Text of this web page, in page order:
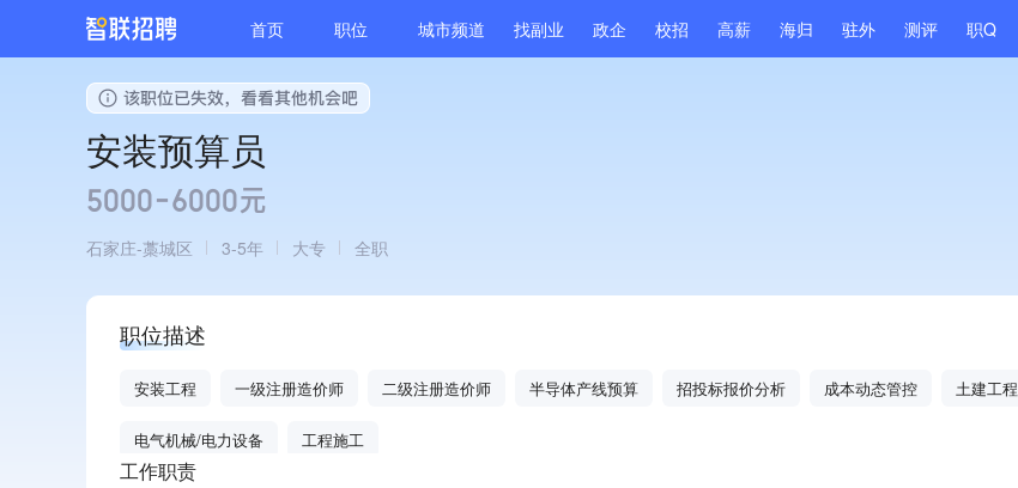
首页 职位 城市频道 找副业 政企 校招 高薪 海归 驻外 测评 职Q
安装预算员
5000-6000元
石家庄 藁城区 3-5年 大专 全职
职位描述
安装工程 一级注册造价师 二级注册造价师 半导体产线预算 招投标报价分析 成本动态管控 土建工程
电气机械/电力设备 工程施工
工作职责